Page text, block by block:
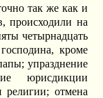
так же как и
происходили на
четырнадцать
кроме
упразднение
юрисдикции
религии; отмена